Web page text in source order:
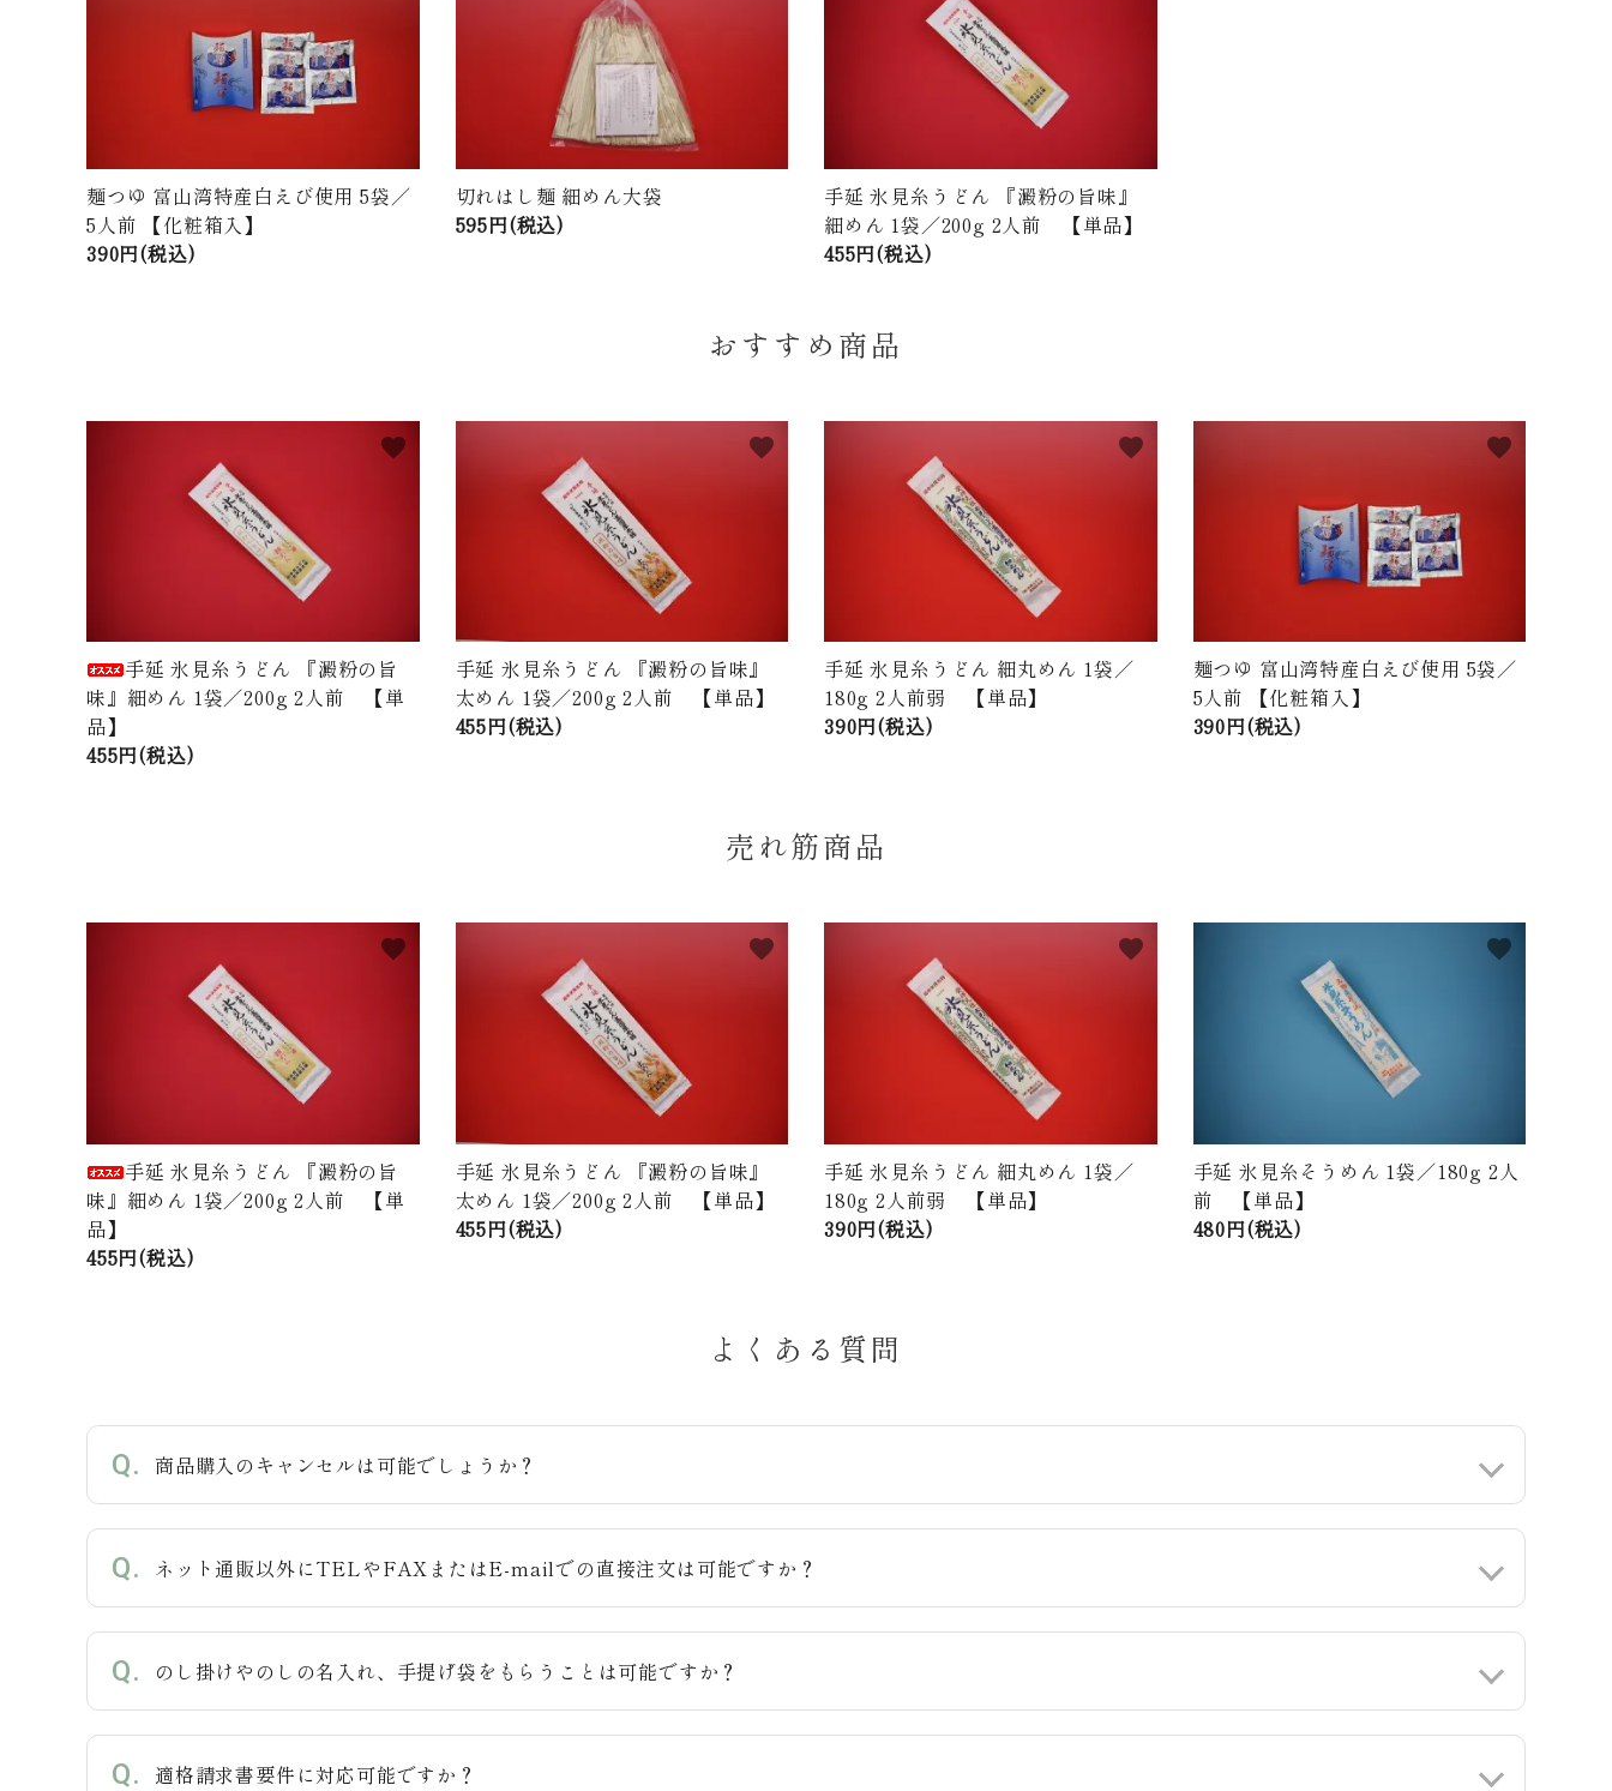
麺つゆ 富山湾特産白えび使用 5袋／
5人前 【化粧箱入】
390円(税込)
切れはし麺 細めん大袋
595円(税込)
手延 氷見糸うどん 『澱粉の旨味』
細めん 1袋／200g 2人前 【単品】
455円(税込)
おすすめ商品
手延 氷見糸うどん 『澱粉の旨
味』細めん 1袋／200g 2人前 【単
品】
455円(税込)
favorite
手延 氷見糸うどん 『澱粉の旨味』
太めん 1袋／200g 2人前 【単品】
455円(税込)
favorite
手延 氷見糸うどん 細丸めん 1袋／
180g 2人前弱 【単品】
390円(税込)
favorite
麺つゆ 富山湾特産白えび使用 5袋／
5人前 【化粧箱入】
390円(税込)
favorite
売れ筋商品
手延 氷見糸うどん 『澱粉の旨
味』細めん 1袋／200g 2人前 【単
品】
455円(税込)
favorite
手延 氷見糸うどん 『澱粉の旨味』
太めん 1袋／200g 2人前 【単品】
455円(税込)
favorite
手延 氷見糸うどん 細丸めん 1袋／
180g 2人前弱 【単品】
390円(税込)
favorite
手延 氷見糸そうめん 1袋／180g 2人
前 【単品】
480円(税込)
favorite
よくある質問
商品購入のキャンセルは可能でしょうか？
ネット通販以外にTELやFAXまたはE-mailでの直接注文は可能ですか？
のし掛けやのしの名入れ、手提げ袋をもらうことは可能ですか？
適格請求書要件に対応可能ですか？